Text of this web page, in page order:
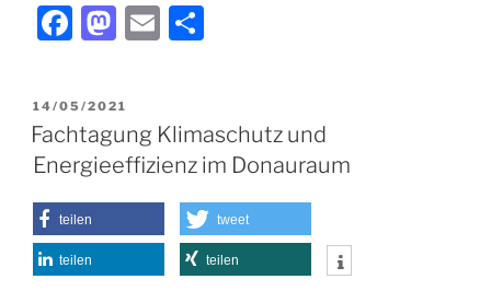
F
c
e
b
o
o
k
M
st
o
d
o
n
E
l
n
VERÖFFENTLICHT
AM
14/05/2021
Fachtagung Klimaschutz und
Energieeffizienz im Donauraum
teilen tweet
teilen teilen